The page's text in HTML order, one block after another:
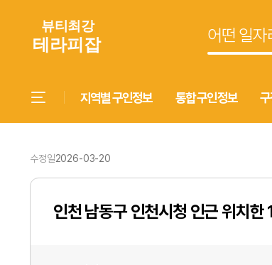
지역별 구인정보 통합 구인정보
수정일2026-03-20
인천 남동구 인천시청 인근 위치한